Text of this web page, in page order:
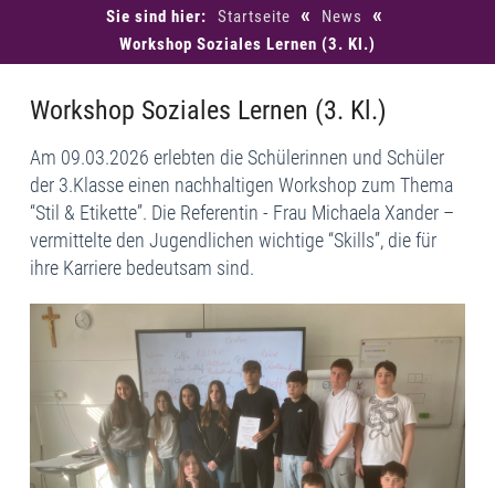
Sie sind hier: Startseite « News «
Workshop Soziales Lernen (3. Kl.)
Workshop Soziales Lernen (3. Kl.)
Am 09.03.2026 erlebten die Schülerinnen und Schüler
der 3.Klasse einen nachhaltigen Workshop zum Thema
“Stil & Etikette”. Die Referentin - Frau Michaela Xander–
vermittelte den Jugendlichen wichtige “Skills”, diefür
ihreKarriere bedeutsam sind.